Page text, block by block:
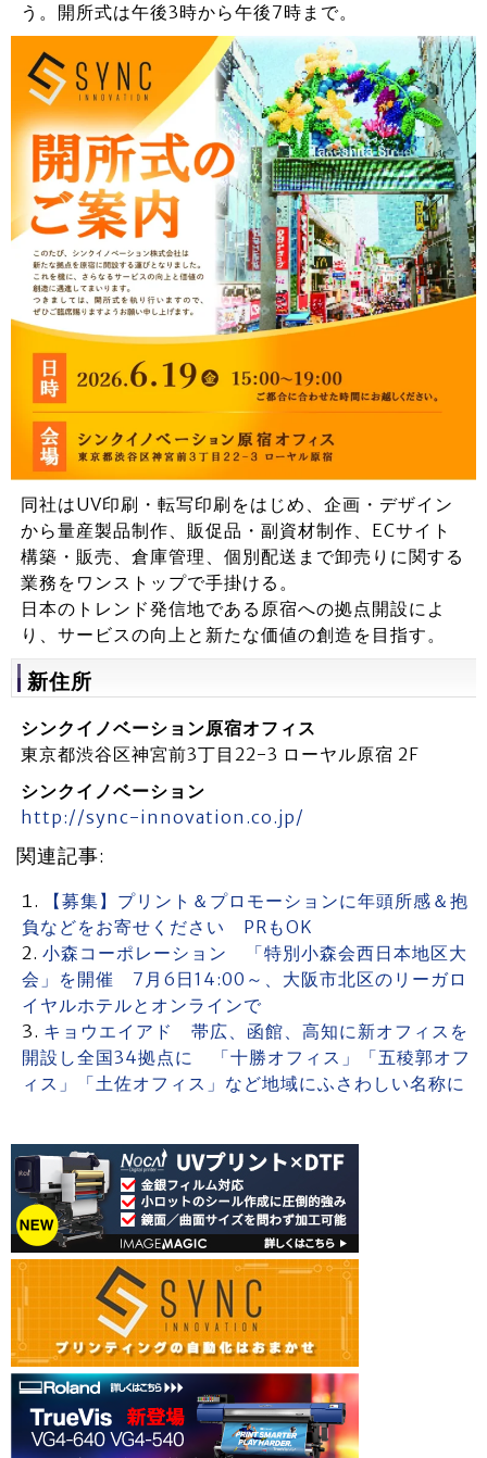
う。開所式は午後3時から午後7時まで。
同社はUV印刷・転写印刷をはじめ、企画・デザイン
から量産製品制作、販促品・副資材制作、ECサイト
構築・販売、倉庫管理、個別配送まで卸売りに関する
業務をワンストップで手掛ける。
日本のトレンド発信地である原宿への拠点開設によ
り、サービスの向上と新たな価値の創造を目指す。
新住所
シンクイノベーション原宿オフィス
東京都渋谷区神宮前3丁目22-3 ローヤル原宿 2F
シンクイノベーション
http://sync-innovation.co.jp/
関連記事:
【募集】プリント＆プロモーションに年頭所感＆抱
負などをお寄せください PRもOK
小森コーポレーション 「特別小森会西日本地区大
会」を開催 7月6日14:00～、大阪市北区のリーガロ
イヤルホテルとオンラインで
キョウエイアド 帯広、函館、高知に新オフィスを
開設し全国34拠点に 「十勝オフィス」「五稜郭オフ
ィス」「土佐オフィス」など地域にふさわしい名称に